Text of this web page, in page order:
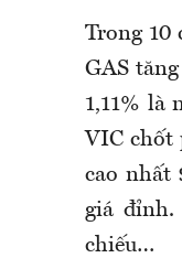
Trong 10
GAS
1,11% là
VIC chốt
cao nhất
giá
chiếu…